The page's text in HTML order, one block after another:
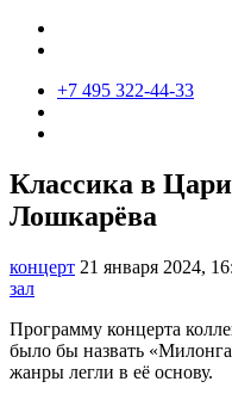
+7 495 322-44-33
Классика в
Лошкарёва
концерт 21 января 2024,
зал
Программу концерта
было бы назвать
жанры легли в её основу.